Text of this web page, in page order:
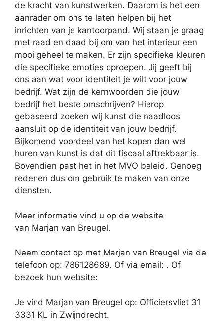
de kracht van kunstwerken. Daarom is het een
aanrader om ons te laten helpen bij het
inrichten van je kantoorpand. Wij staan je graag
met raad en daad bij om van het interieur een
mooi geheel te maken. Er zijn specifieke kleuren
die specifieke emoties oproepen. Jij geeft bij
ons aan wat voor identiteit je wilt voor jouw
bedrijf. Wat zijn de kernwoorden die jouw
bedrijf het beste omschrijven? Hierop
gebaseerd zoeken wij kunst die naadloos
aansluit op de identiteit van jouw bedrijf.
Bijkomend voordeel van het kopen dan wel
huren van kunst is dat dit fiscaal aftrekbaar is.
Bovendien past het in het MVO beleid. Genoeg
redenen dus om gebruik te maken van onze
diensten.
Meer informatie vind u op de website
van Marjan van Breugel.
Neem contact op met Marjan van Breugel via de
telefoon op: 786128689. Of via email: . Of
bezoek hun website:
Je vind Marjan van Breugel op: Officiersvliet 31
3331 KL in Zwijndrecht.